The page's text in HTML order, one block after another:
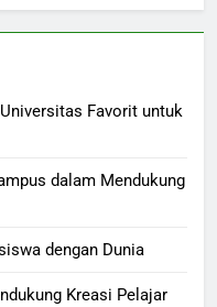
Favorit untuk
dalam Mendukung
dengan Dunia
Kreasi Pelajar